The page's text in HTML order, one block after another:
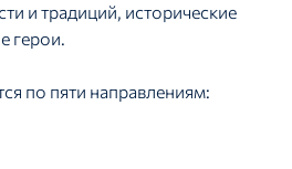
и традиций, исторические
герои.
по пяти направлениям: